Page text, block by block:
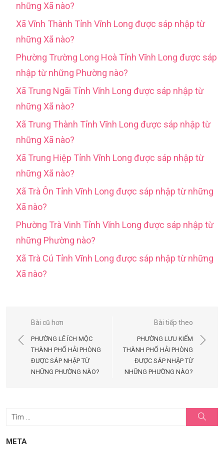
những Xã nào?
Xã Vĩnh Thành Tỉnh Vĩnh Long được sáp nhập từ
những Xã nào?
Phường Trường Long Hoà Tỉnh Vĩnh Long được sáp
nhập từ những Phường nào?
Xã Trung Ngãi Tỉnh Vĩnh Long được sáp nhập từ
những Xã nào?
Xã Trung Thành Tỉnh Vĩnh Long được sáp nhập từ
những Xã nào?
Xã Trung Hiệp Tỉnh Vĩnh Long được sáp nhập từ
những Xã nào?
Xã Trà Ôn Tỉnh Vĩnh Long được sáp nhập từ những
Xã nào?
Phường Trà Vinh Tỉnh Vĩnh Long được sáp nhập từ
những Phường nào?
Xã Trà Cú Tỉnh Vĩnh Long được sáp nhập từ những
Xã nào?
Điều
hướng
bài
viết
Bài cũ hơn
PHƯỜNG LÊ ÍCH MỘC
THÀNH PHỐ HẢI PHÒNG
ĐƯỢC SÁP NHẬP TỪ
NHỮNG PHƯỜNG NÀO?
Bài tiếp theo
PHƯỜNG LƯU KIẾM
THÀNH PHỐ HẢI PHÒNG
ĐƯỢC SÁP NHẬP TỪ
NHỮNG PHƯỜNG NÀO?
Tìm
quả
kiếm
META